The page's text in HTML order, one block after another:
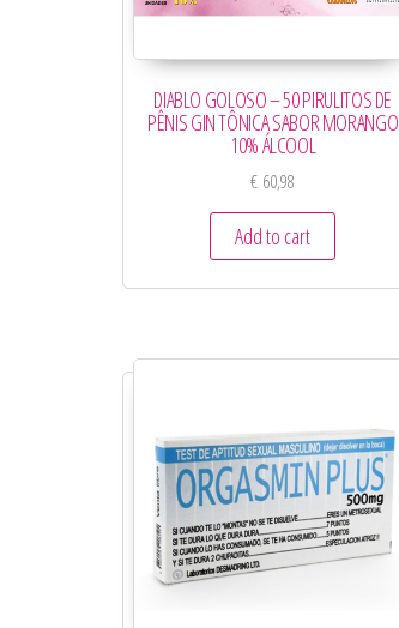
DIABLO GOLOSO – 50 PIRULITOS DE
PÊNIS GIN TÔNICA SABOR MORANGO
10% ÁLCOOL
€ 60,98
Add to cart